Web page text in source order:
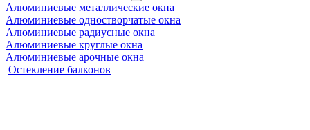
Алюминиевые металлические окна
Алюминиевые одностворчатые окна
Алюминиевые радиусные окна
Алюминиевые круглые окна
Алюминиевые арочные окна
Остекление балконов